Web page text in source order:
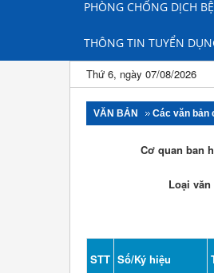
PHÒNG CHỐNG DỊCH
THÔNG TIN TUYỂN
Thứ 6, ngày 07/08/2026
VĂN BẢN Các văn bản
Cơ quan ban
Loại văn
STT Số/Ký hiệu